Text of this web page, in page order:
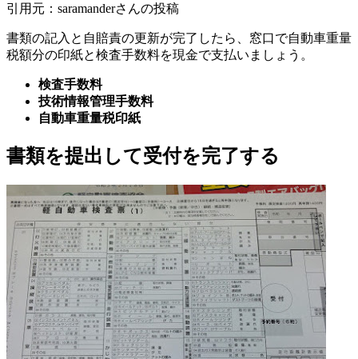
引用元：saramanderさんの投稿
書類の記入と自賠責の更新が完了したら、窓口で自動車重量
税額分の印紙と検査手数料を現金で支払いましょう。
検査手数料
技術情報管理手数料
自動車重量税印紙
書類を提出して受付を完了する